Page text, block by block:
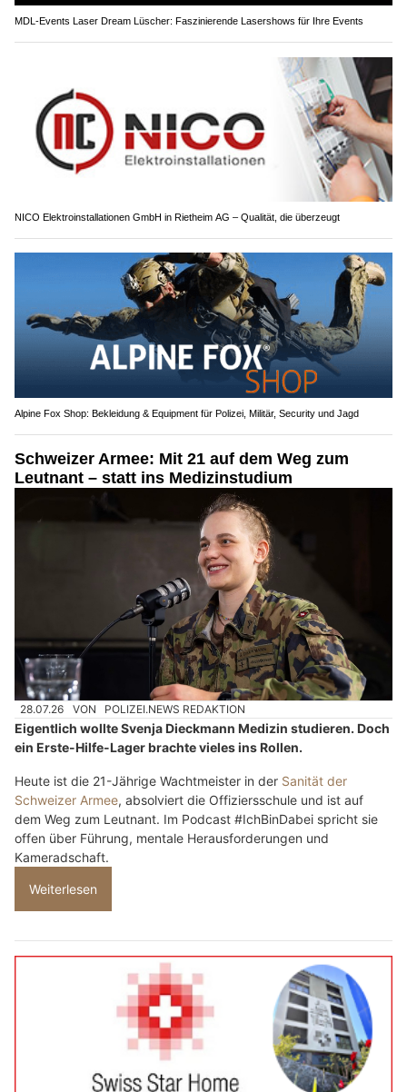
MDL-Events Laser Dream Lüscher: Faszinierende Lasershows für Ihre Events
NICO Elektroinstallationen GmbH in Rietheim AG – Qualität, die überzeugt
Alpine Fox Shop: Bekleidung & Equipment für Polizei, Militär, Security und Jagd
Schweizer Armee: Mit 21 auf dem Weg zum
Leutnant – statt ins Medizinstudium
28.07.26 VON POLIZEI.NEWS REDAKTION
Eigentlich wollte Svenja Dieckmann Medizin studieren. Doch
ein Erste-Hilfe-Lager brachte vieles ins Rollen.
Heute ist die 21-Jährige Wachtmeister in der Sanität der
Schweizer Armee, absolviert die Offiziersschule und ist auf
dem Weg zum Leutnant. Im Podcast #IchBinDabei spricht sie
offen über Führung, mentale Herausforderungen und
Kameradschaft.
Weiterlesen